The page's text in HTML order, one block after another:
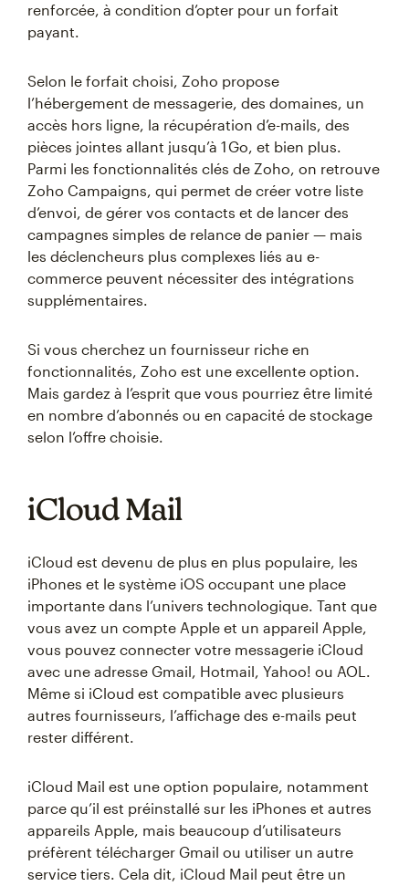
renforcée, à condition d’opter pour un forfait
payant.
Selon le forfait choisi, Zoho propose
l’hébergement de messagerie, des domaines, un
accès hors ligne, la récupération d’e-mails, des
pièces jointes allant jusqu’à 1 Go, et bien plus.
Parmi les fonctionnalités clés de Zoho, on retrouve
Zoho Campaigns, qui permet de créer votre liste
d’envoi, de gérer vos contacts et de lancer des
campagnes simples de relance de panier — mais
les déclencheurs plus complexes liés au e-
commerce peuvent nécessiter des intégrations
supplémentaires.
Si vous cherchez un fournisseur riche en
fonctionnalités, Zoho est une excellente option.
Mais gardez à l’esprit que vous pourriez être limité
en nombre d’abonnés ou en capacité de stockage
selon l’offre choisie.
iCloud Mail
iCloud est devenu de plus en plus populaire, les
iPhones et le système iOS occupant une place
importante dans l’univers technologique. Tant que
vous avez un compte Apple et un appareil Apple,
vous pouvez connecter votre messagerie iCloud
avec une adresse Gmail, Hotmail, Yahoo! ou AOL.
Même si iCloud est compatible avec plusieurs
autres fournisseurs, l’affichage des e-mails peut
rester différent.
iCloud Mail est une option populaire, notamment
parce qu’il est préinstallé sur les iPhones et autres
appareils Apple, mais beaucoup d’utilisateurs
préfèrent télécharger Gmail ou utiliser un autre
service tiers. Cela dit, iCloud Mail peut être un